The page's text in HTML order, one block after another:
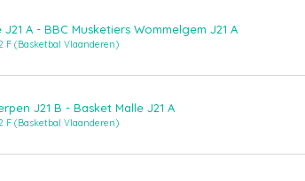
A - BBC Musketiers Wommelgem J21 A
F (Basketbal Vlaanderen)
J21 B - Basket Malle J21 A
F (Basketbal Vlaanderen)